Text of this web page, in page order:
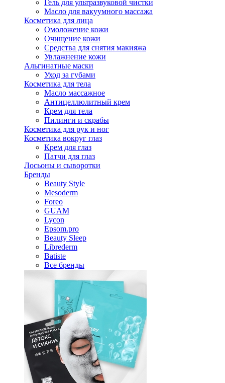
Гель для ультразвуковой чистки
Масло для вакуумного массажа
Косметика для лица
Омоложение кожи
Очищение кожи
Средства для снятия макияжа
Увлажнение кожи
Альгинатные маски
Уход за губами
Косметика для тела
Масло массажное
Антицеллюлитный крем
Крем для тела
Пилинги и скрабы
Косметика для рук и ног
Косметика вокруг глаз
Крем для глаз
Патчи для глаз
Лосьоны и сыворотки
Бренды
Beauty Style
Mesoderm
Foreo
GUAM
Lycon
Epsom.pro
Beauty Sleep
Librederm
Batiste
Все бренды